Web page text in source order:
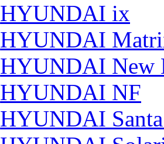
HYUNDAI ix
HYUNDAI
HYUNDAI New
HYUNDAI NF
HYUNDAI